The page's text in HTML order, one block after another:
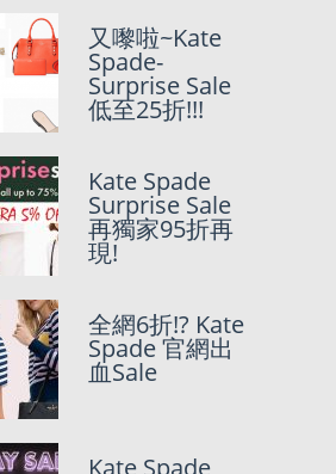
Kate Spade美
國官網
President’s
Day Sale –
25% OFF!!!
[CYBER
MONDAY
2021大整合持
續更新~]
Clarks, Brooks
Timberland, Tommy
Kate Spade,
詳細SALE推
代購優惠~~~
又嚟啦~Kate
Spade-
Surprise Sale
低至25折!!!
Kate Spade
Surprise Sale
再獨家95折再
現!
全網6折!? Kate
Spade 官網出
血Sale
Kate Spade